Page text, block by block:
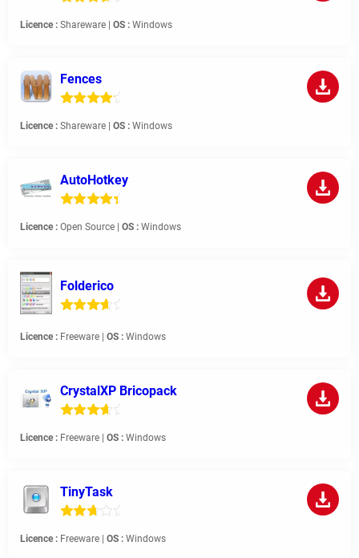
Licence : Shareware | OS : Windows
Fences
Licence : Shareware | OS : Windows
AutoHotkey
Licence : Open Source | OS : Windows
Folderico
Licence : Freeware | OS : Windows
CrystalXP Bricopack
Licence : Freeware | OS : Windows
TinyTask
Licence : Freeware | OS : Windows